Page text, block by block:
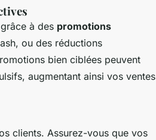
à des promotions
ou des réductions
bien ciblées peuvent
augmentant ainsi vos ventes
clients. Assurez-vous que vos